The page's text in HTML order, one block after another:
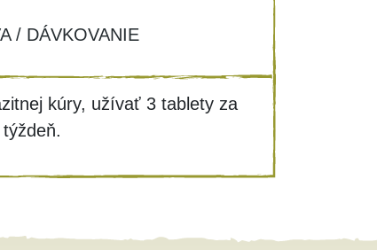
/ DÁVKOVANIE
kúry, užívať 3 tablety za
týždeň.